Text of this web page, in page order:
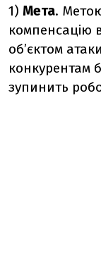
1) Мета.
компенсацію
об’єктом
конкурентам
зупинить